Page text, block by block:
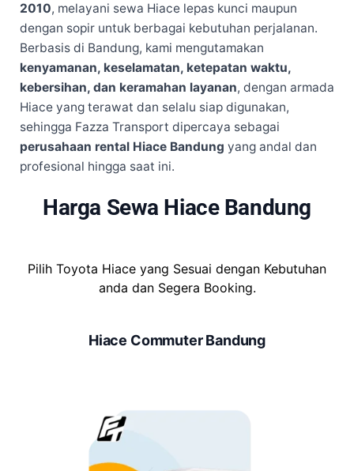
2010, melayani sewa Hiace lepas kunci maupun
dengan sopir untuk berbagai kebutuhan perjalanan.
Berbasis di Bandung, kami mengutamakan
kenyamanan, keselamatan, ketepatan waktu,
kebersihan, dan keramahan layanan, dengan armada
Hiace yang terawat dan selalu siap digunakan,
sehingga Fazza Transport dipercaya sebagai
perusahaan rental Hiace Bandung yang andal dan
profesional hingga saat ini.
Harga Sewa Hiace Bandung
Pilih Toyota Hiace yang Sesuai dengan Kebutuhan
anda dan Segera Booking.
Hiace Commuter Bandung